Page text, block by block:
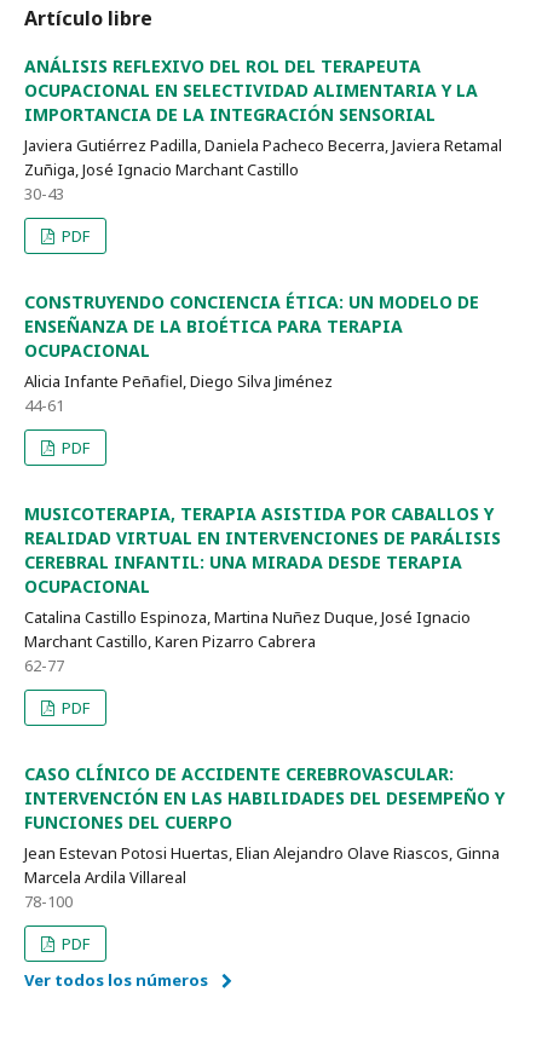
Artículo libre
ANÁLISIS REFLEXIVO DEL ROL DEL TERAPEUTA
OCUPACIONAL EN SELECTIVIDAD ALIMENTARIA Y LA
IMPORTANCIA DE LA INTEGRACIÓN SENSORIAL
Javiera Gutiérrez Padilla, Daniela Pacheco Becerra, Javiera Retamal
Zuñiga, José Ignacio Marchant Castillo
30-43
PDF
CONSTRUYENDO CONCIENCIA ÉTICA: UN MODELO DE
ENSEÑANZA DE LA BIOÉTICA PARA TERAPIA
OCUPACIONAL
Alicia Infante Peñafiel, Diego Silva Jiménez
44-61
PDF
MUSICOTERAPIA, TERAPIA ASISTIDA POR CABALLOS Y
REALIDAD VIRTUAL EN INTERVENCIONES DE PARÁLISIS
CEREBRAL INFANTIL: UNA MIRADA DESDE TERAPIA
OCUPACIONAL
Catalina Castillo Espinoza, Martina Nuñez Duque, José Ignacio
Marchant Castillo, Karen Pizarro Cabrera
62-77
PDF
CASO CLÍNICO DE ACCIDENTE CEREBROVASCULAR:
INTERVENCIÓN EN LAS HABILIDADES DEL DESEMPEÑO Y
FUNCIONES DEL CUERPO
Jean Estevan Potosi Huertas, Elian Alejandro Olave Riascos, Ginna
Marcela Ardila Villareal
78-100
PDF
Ver todos los números